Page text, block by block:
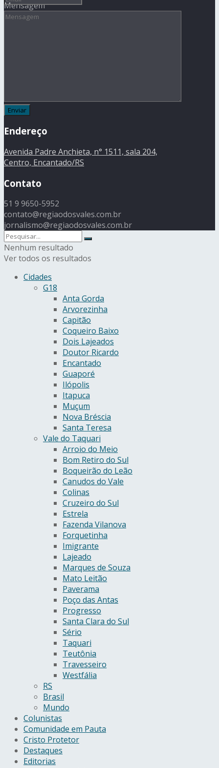
Mensagem
Endereço
Avenida Padre Anchieta, n° 1511, sala 204,
Centro, Encantado/RS
Contato
51 9 9650-5952
contato@regiaodosvales.com.br
jornalismo@regiaodosvales.com.br
Nenhum resultado
Ver todos os resultados
Cidades
G18
Anta Gorda
Arvorezinha
Capitão
Coqueiro Baixo
Dois Lajeados
Doutor Ricardo
Encantado
Guaporé
Ilópolis
Itapuca
Muçum
Nova Bréscia
Santa Teresa
Vale do Taquari
Arroio do Meio
Bom Retiro do Sul
Boqueirão do Leão
Canudos do Vale
Colinas
Cruzeiro do Sul
Estrela
Fazenda Vilanova
Forquetinha
Imigrante
Lajeado
Marques de Souza
Mato Leitão
Paverama
Poço das Antas
Progresso
Santa Clara do Sul
Sério
Taquari
Teutônia
Travesseiro
Westfália
RS
Brasil
Mundo
Colunistas
Comunidade em Pauta
Cristo Protetor
Destaques
Editorias